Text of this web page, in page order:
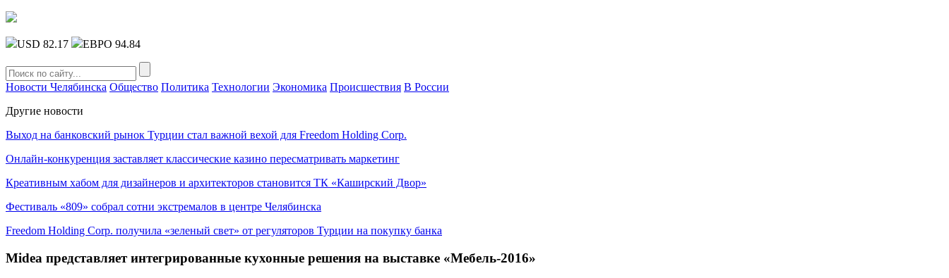
USD 82.17 ЕВРО 94.84
Новости Челябинска Общество Политика Технологии Экономика Происшествия В России
Другие новости
Выход на банковский рынок Турции стал важной вехой для Freedom Holding Corp.
Онлайн-конкуренция заставляет классические казино пересматривать маркетинг
Креативным хабом для дизайнеров и архитекторов становится ТК «Каширский Двор»
Фестиваль «809» собрал сотни экстремалов в центре Челябинска
Freedom Holding Corp. получила «зеленый свет» от регуляторов Турции на покупку банка
Midea представляет интегрированные кухонные решения на выставке «Мебель-2016»